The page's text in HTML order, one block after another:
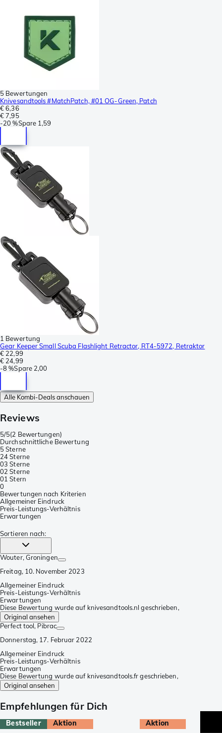
5 Bewertungen
Knivesandtools #MatchPatch, #01 OG-Green, Patch
€ 6,36
€ 7,95
-20 %Spare 1,59
1 Bewertung
Gear Keeper Small Scuba Flashlight Retractor, RT4-5972, Retraktor
€ 22,99
€ 24,99
-8 %Spare 2,00
Alle Kombi-Deals anschauen
Reviews
5/5(2 Bewertungen)
Durchschnittliche Bewertung
5 Sterne
24 Sterne
03 Sterne
02 Sterne
01 Stern
0
Bewertungen nach Kriterien
Allgemeiner Eindruck
Preis-Leistungs-Verhältnis
Erwartungen
Sortieren nach:
Wouter, Groningen
Freitag, 10. November 2023
Allgemeiner Eindruck
Preis-Leistungs-Verhältnis
Erwartungen
Diese Bewertung wurde auf knivesandtools.nl geschrieben,
Original ansehen
Perfect tool, Pibrac
Donnerstag, 17. Februar 2022
Allgemeiner Eindruck
Preis-Leistungs-Verhältnis
Erwartungen
Diese Bewertung wurde auf knivesandtools.fr geschrieben,
Original ansehen
Empfehlungen für Dich
Bestseller Aktion Aktion